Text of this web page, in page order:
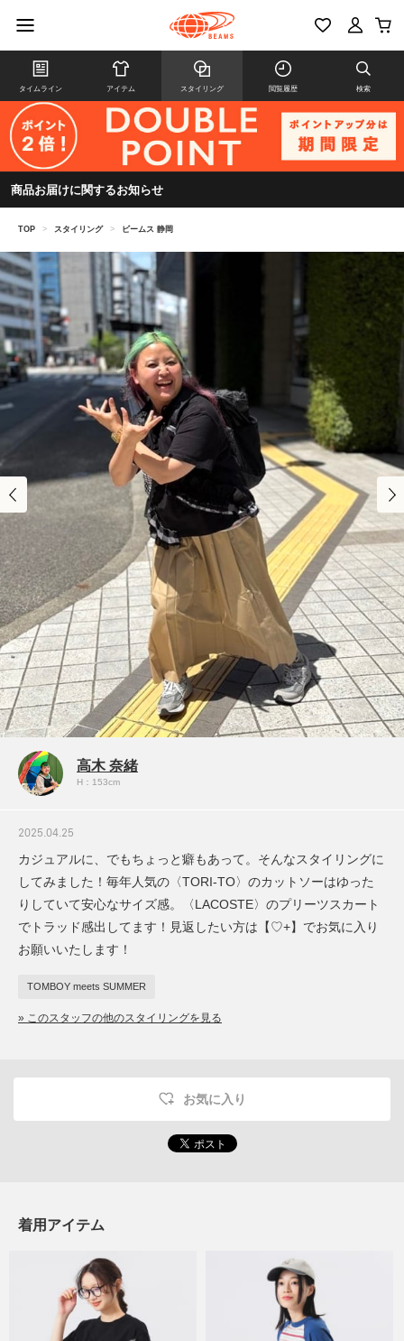
タイムライン アイテム スタイリング 閲覧履歴 検索
商品お届けに関するお知らせ
TOP > スタイリング > ビームス 静岡
高木 奈緒
H：153cm
2025.04.25
カジュアルに、でもちょっと癖もあって。そんなスタイリングに
してみました！毎年人気の〈TORI-TO〉のカットソーはゆった
りしていて安心なサイズ感。〈LACOSTE〉のプリーツスカート
でトラッド感出してます！見返したい方は【♡+】でお気に入り
お願いいたします！
TOMBOY meets SUMMER
» このスタッフの他のスタイリングを見る
お気に入り
着用アイテム